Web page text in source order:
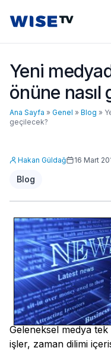
Wise TV
Yeni
önüne nasıl
Ana Sayfa » Genel » Blog »
geçilecek?
Hakan Güldağ 16 Mart
Blog
Geleneksel medya tek
işler, zaman dilimi